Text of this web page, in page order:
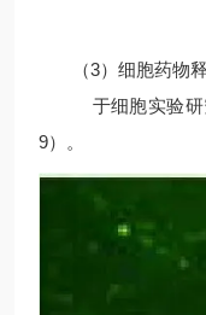
（3）细胞药物
于细胞实验研究
9）。